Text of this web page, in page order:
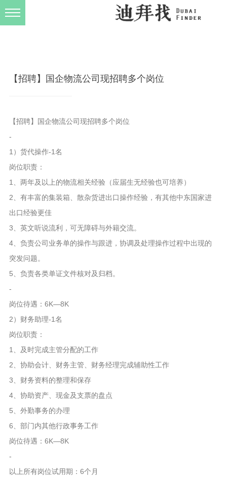
【招聘】国企物流公司现招聘多个岗位
【招聘】国企物流公司现招聘多个岗位
-
1）货代操作-1名
岗位职责：
1、两年及以上的物流相关经验（应届生无经验也可培养）
2、有丰富的集装箱、散杂货进出口操作经验，有其他中东国家进
出口经验更佳
3、英文听说流利，可无障碍与外籍交流。
4、负责公司业务单的操作与跟进，协调及处理操作过程中出现的
突发问题。
5、负责各类单证文件核对及归档。
-
岗位待遇：6K—8K
2）财务助理-1名
岗位职责：
1、及时完成主管分配的工作
2、协助会计、财务主管、财务经理完成辅助性工作
3、财务资料的整理和保存
4、协助资产、现金及支票的盘点
5、外勤事务的办理
6、部门内其他行政事务工作
岗位待遇：6K—8K
-
以上所有岗位试用期：6个月